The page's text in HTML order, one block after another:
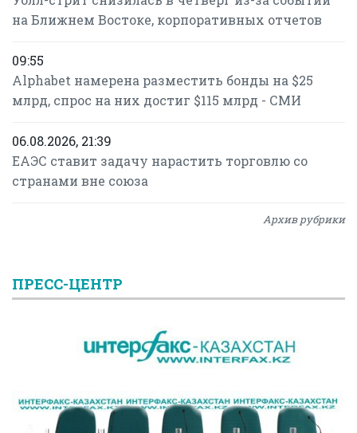
на Ближнем Востоке, корпоративных отчетов
09:55
Alphabet намерена разместить бонды на $25
млрд, спрос на них достиг $115 млрд - СМИ
06.08.2026, 21:39
ЕАЭС ставит задачу нарастить торговлю со
странами вне союза
Архив рубрики
ПРЕСС-ЦЕНТР